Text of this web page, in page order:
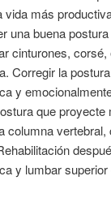
más
una buena
cinturones,
Corregir la
y
que proyecte
columna vertebral,
y lumbar